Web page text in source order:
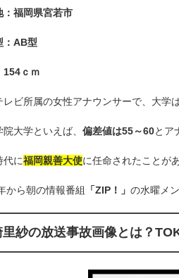
：福岡県宮若市
：AB型
154ｃｍ
レビ所属の女性アナウンサーで、大学
大学といえば、 偏差値は55～60とア
代に福岡親善大使に任命されたことが
から朝の情報番組 「ZIP！」 の水曜メ
里紗の放送事故画像とは？